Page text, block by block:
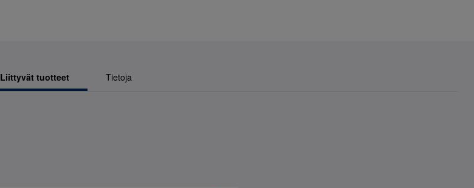
Liittyvät tuotteet Tietoja